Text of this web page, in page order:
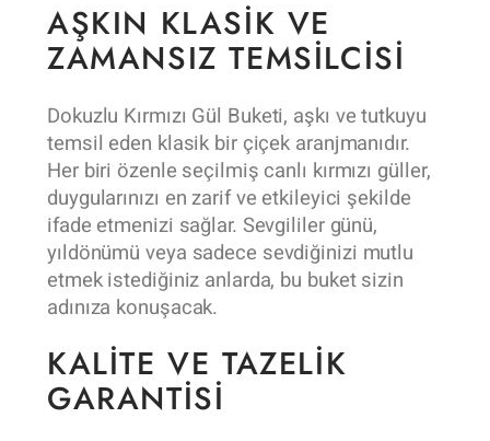
AŞKIN KLASIK VE
ZAMANSIZ TEMSILCISI
Dokuzlu Kırmızı Gül Buketi, aşkı ve tutkuyu
temsil eden klasik bir çiçek aranjmanıdır.
Her biri özenle seçilmiş canlı kırmızı güller,
duygularınızı en zarif ve etkileyici şekilde
ifade etmenizi sağlar. Sevgililer günü,
yıldönümü veya sadece sevdiğinizi mutlu
etmek istediğiniz anlarda, bu buket sizin
adınıza konuşacak.
KALITE VE TAZELIK
GARANTISI